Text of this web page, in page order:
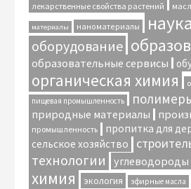
лекарственные свойства растений
материалы наноматериалы наука
оборудование
образовательные сервисы
органическая химия
пищевая промышленность
природные материалы
промышленность
пропитка для
сельское хозяйство
технологии углеводороды
химия экология эфирные масла